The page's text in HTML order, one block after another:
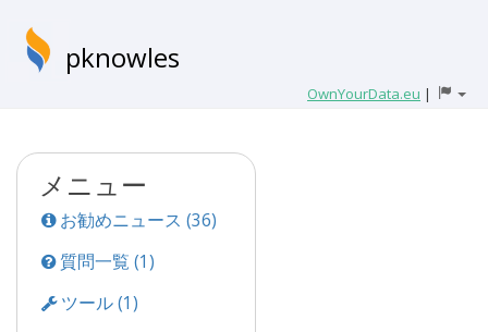
pknowles
OwnYourData.eu |
メニュー
お勧めニュース (36)
質問一覧 (1)
ツール (1)